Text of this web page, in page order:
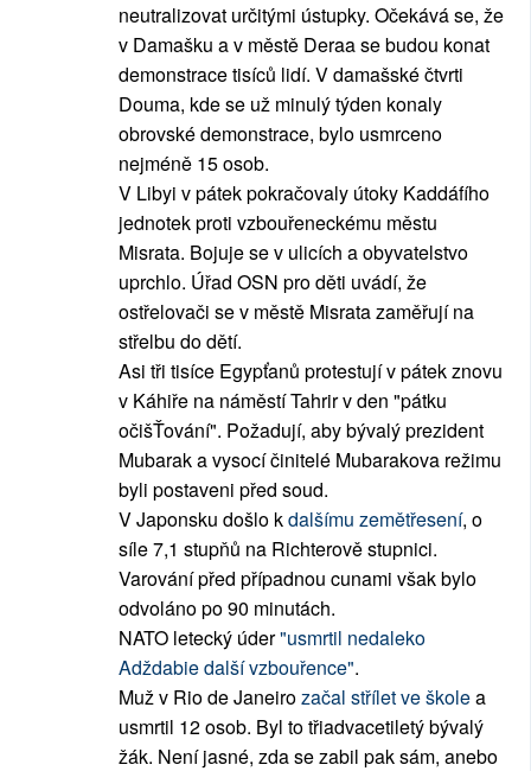
neutralizovat určitými ústupky. Očekává se, že
v Damašku a v městě Deraa se budou konat
demonstrace tisíců lidí. V damašské čtvrti
Douma, kde se už minulý týden konaly
obrovské demonstrace, bylo usmrceno
nejméně 15 osob.
V Libyi v pátek pokračovaly útoky Kaddáfího
jednotek proti vzbouřeneckému městu
Misrata. Bojuje se v ulicích a obyvatelstvo
uprchlo. Úřad OSN pro děti uvádí, že
ostřelovači se v městě Misrata zaměřují na
střelbu do dětí.
Asi tři tisíce Egypťanů protestují v pátek znovu
v Káhiře na náměstí Tahrir v den "pátku
očišŤování". Požadují, aby bývalý prezident
Mubarak a vysocí činitelé Mubarakova režimu
byli postaveni před soud.
V Japonsku došlo kdalšímu zemětřesení, o
síle 7,1 stupňů na Richterově stupnici.
Varování před případnou cunami však bylo
odvoláno po 90 minutách.
NATO letecký úder"usmrtil nedaleko
Adždabie další vzbouřence".
Muž v Rio de Janeirozačal střílet ve školea
usmrtil 12 osob. Byl to třiadvacetiletý bývalý
žák. Není jasné, zda se zabil pak sám, anebo